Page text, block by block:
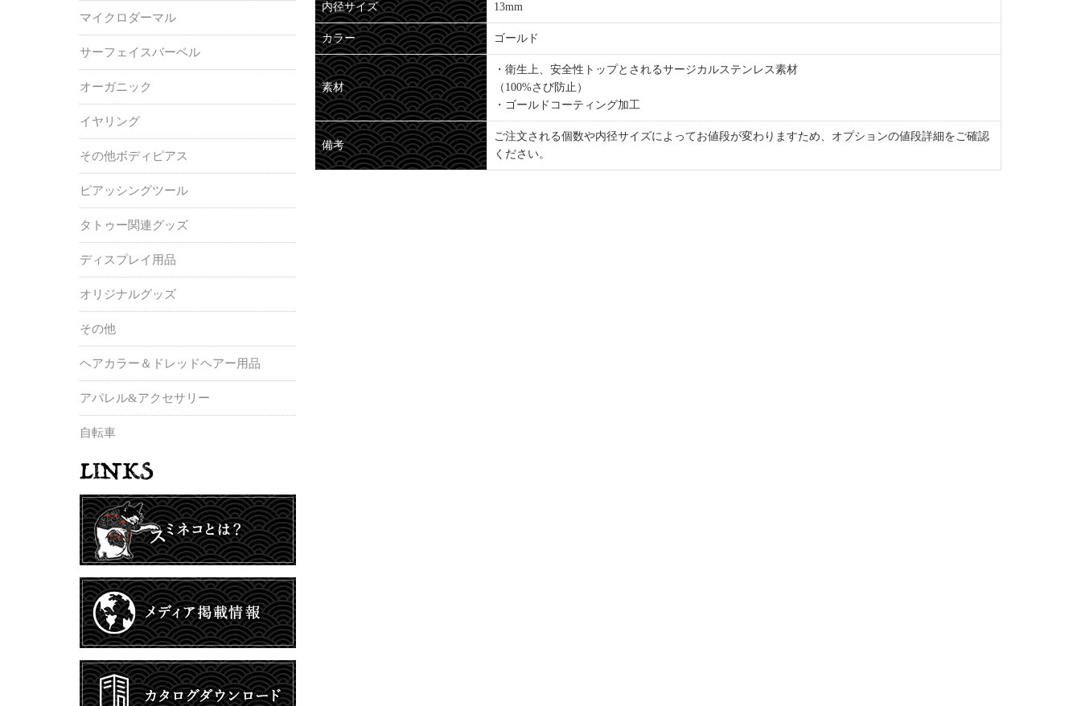
内径サイズ 13mm
カラー ゴールド
素材
・衛生上、安全性トップとされるサージカルステンレス素材
（100%さび防止）
・ゴールドコーティング加工
備考
ご注文される個数や内径サイズによってお値段が変わりますため、オプションの値段詳細をご確認
ください。
マイクロダーマル
サーフェイスバーベル
オーガニック
イヤリング
その他ボディピアス
ピアッシングツール
タトゥー関連グッズ
ディスプレイ用品
オリジナルグッズ
その他
ヘアカラー＆ドレッドヘアー用品
アパレル&アクセサリー
自転車